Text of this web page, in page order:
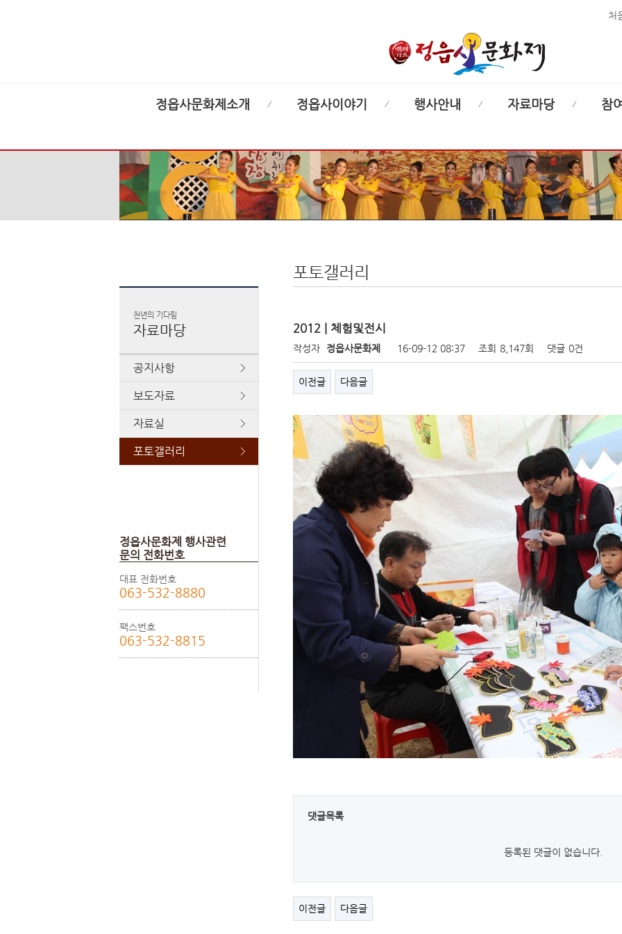
처
정읍사문화제소개 정읍사이야기 행사안내 자료마당 참
천년의 기다림
자료마당
공지사항
보도자료
자료실
포토갤러리
정읍사문화제 행사관련
문의 전화번호
대표 전화번호
063-532-8880
팩스번호
063-532-8815
포토갤러리
2012 | 체험및전시
작성자 정읍사문화제 16-09-12 08:37 조회 8,147회 댓글 0건
이전글 다음글
댓글목록
등록된 댓글이 없습니다.
이전글 다음글